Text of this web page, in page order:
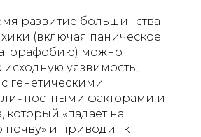
развитие большинства
(включая паническое
агорафобию) можно
исходную уязвимость,
генетическими
факторами и
который «падает на
почву» и приводит к